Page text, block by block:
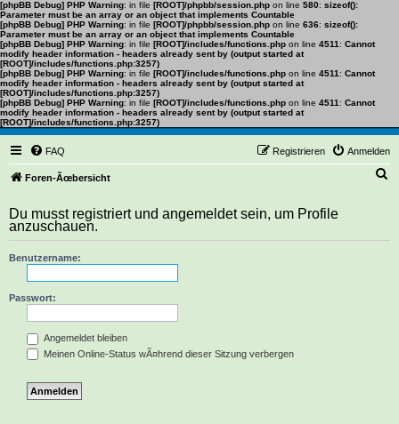
[phpBB Debug] PHP Warning: in file [ROOT]/phpbb/session.php on line 580: sizeof():
Parameter must be an array or an object that implements Countable
[phpBB Debug] PHP Warning: in file [ROOT]/phpbb/session.php on line 636: sizeof():
Parameter must be an array or an object that implements Countable
[phpBB Debug] PHP Warning: in file [ROOT]/includes/functions.php on line 4511 : Cannot
modify header information - headers already sent by (output started at
[ROOT]/includes/functions.php:3257)
[phpBB Debug] PHP Warning: in file [ROOT]/includes/functions.php on line 4511 : Cannot
modify header information - headers already sent by (output started at
[ROOT]/includes/functions.php:3257)
[phpBB Debug] PHP Warning: in file [ROOT]/includes/functions.php on line 4511 : Cannot
modify header information - headers already sent by (output started at
[ROOT]/includes/functions.php:3257)
FAQ Anmelden
Registrieren
Foren-Ãœbersicht
h
Du musst registriert und angemeldet sein, um Profile
anzuschauen.
Benutzername:
Passwort:
Angemeldet bleiben
Meinen Online-Status wÃ¤hrend dieser Sitzung verbergen